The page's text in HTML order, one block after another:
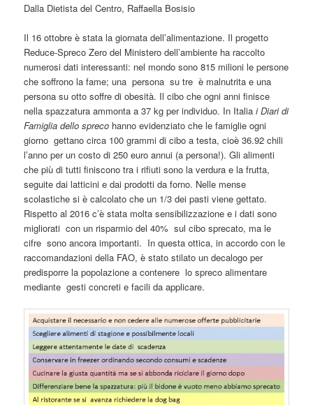
Dalla Dietista del Centro, Raffaella Bosisio
Il 16 ottobre è stata la giornata dell’alimentazione. Il progetto
Reduce-Spreco Zero del Ministero dell’ambiente ha raccolto
numerosi dati interessanti: nel mondo sono 815 milioni le persone
che soffrono la fame; una persona su tre è malnutrita e una
persona su otto soffre di obesità. Il cibo che ogni anni finisce
nella spazzatura ammonta a 37 kg per individuo. In Italiai Diari di
Famiglia dello spreco hanno evidenziato che le famiglie ogni
giorno gettano circa 100 grammi di cibo a testa, cioè 36.92 chili
l’anno per un costo di 250 euro annui (a persona!). Gli alimenti
che più di tutti finiscono tra i rifiuti sono la verdura e la frutta,
seguite dai latticini e dai prodotti da forno. Nelle mense
scolastiche si è calcolato che un 1/3 dei pasti viene gettato.
Rispetto al 2016 c’è stata molta sensibilizzazione e i dati sono
migliorati con un risparmio del 40% sul cibo sprecato, ma le
cifre sono ancora importanti. In questa ottica, in accordo con le
raccomandazioni della FAO, è stato stilato un decalogo per
predisporre la popolazione a contenere lo spreco alimentare
mediante gesti concreti e facili da applicare.